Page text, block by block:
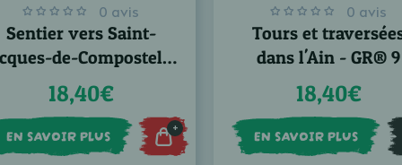
0 avis
Sentier vers Saint-
de-Compostelle
: Périgueux -
- GR®654
18,40€
EN SAVOIR PLUS +
0 avis
Tours et
dans l'Ain - GR® 9
18,40€
EN SAVOIR PLUS